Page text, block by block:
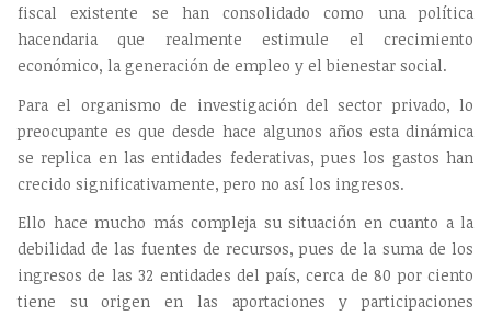
fiscal existente se han consolidado como una política
hacendaria que realmente estimule el crecimiento
económico, la generación de empleo y el bienestar social.
Para el organismo de investigación del sector privado, lo
preocupante es que desde hace algunos años esta dinámica
se replica en las entidades federativas, pues los gastos han
crecido significativamente, pero no así los ingresos.
Ello hace mucho más compleja su situación en cuanto a la
debilidad de las fuentes de recursos, pues de la suma de los
ingresos de las 32 entidades del país, cerca de 80 por ciento
tiene su origen en las aportaciones y participaciones